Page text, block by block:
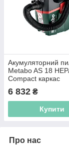
Акумуляторний
Metabo AS 18
Compact каркас
Безкоштовна
Україні!
6 832 ₴
Купити
Про нас